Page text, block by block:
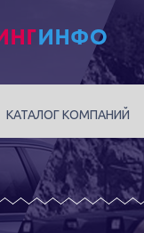
КАТАЛОГ КОМПАНИЙ